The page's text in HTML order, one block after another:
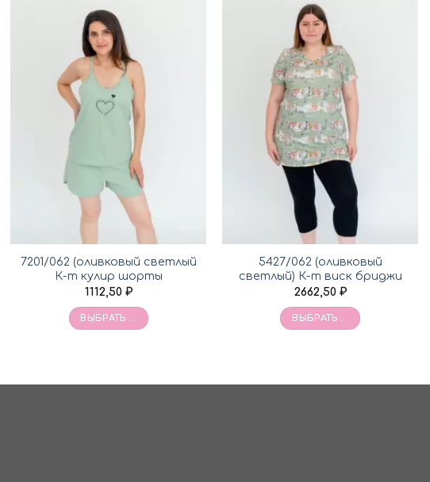
7201/062 (оливковый светлый
К-т кулир шорты
1112,50 ₽
ВЫБРАТЬ ...
5427/062 (оливковый
светлый) К-т виск бриджи
2662,50 ₽
ВЫБРАТЬ ...